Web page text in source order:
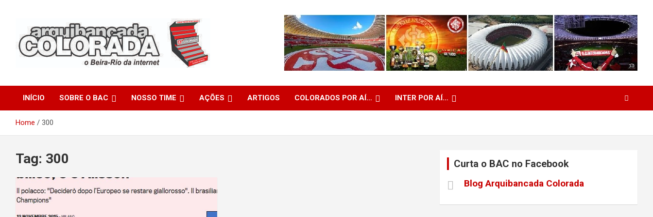
Arquibancada Colorada
INÍCIO SOBRE O BAC NOSSO TIME AÇÕES ARTIGOS COLORADOS POR AÍ… INTER POR AÍ…
Home 300
Tag: 300 Curta o BAC no Facebook
Blog Arquibancada Colorada